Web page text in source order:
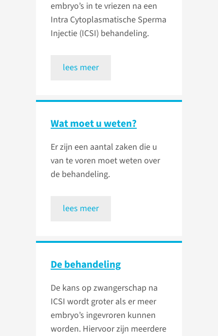
embryo’s in te vriezen na een
Intra Cytoplasmatische Sperma
Injectie (ICSI) behandeling.
lees meer
Wat moet u weten?
Er zijn een aantal zaken die u
van te voren moet weten over
de behandeling.
lees meer
De behandeling
De kans op zwangerschap na
ICSI wordt groter als er meer
embryo’s ingevroren kunnen
worden. Hiervoor zijn meerdere